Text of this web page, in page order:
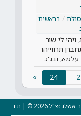
בראשית
לי שור
תרווייהו
ובג"כ…
24
»
אור הסולם: מרכז מורשת בעל הסולם, הרב יהודה ליב אשלג זצ"ל 2026 © | ת.ד.